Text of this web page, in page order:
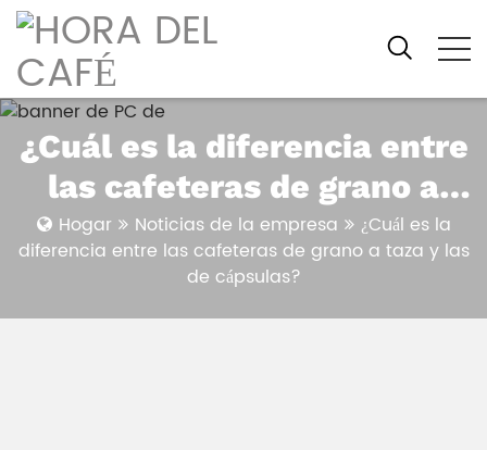
¿Cuál es la diferencia entre
las cafeteras de grano a
taza y las de cápsulas?
Hogar Noticias de la empresa
¿Cuál es la
diferencia entre las cafeteras de grano a taza y las
de cápsulas?